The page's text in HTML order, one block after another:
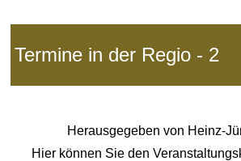
Termine in der Regio - 2
Herausgegeben von Heinz-
Hier können Sie den